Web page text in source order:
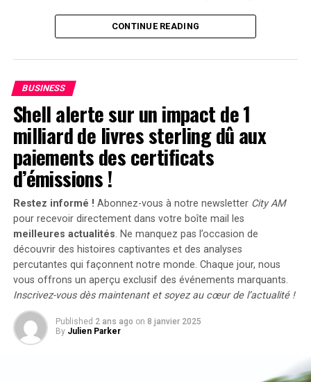
propriétaires et affiliés.
ETHEREUM
INVESTISSEMENT
UP NEXT
La banque crypto-compatible Revolut prévoit de vendre
pour 500 millions de dollars d’actions de ses employés,
valorisée à 45 milliards de dollars : WSJ
DON'T MISS
Beyond Meat lance un nouveau produit qui ne cherche
pas à imiter le bœuf, le porc ou la volaille !
Cette prolongation intervient à un moment clé, alors
que le marché des voitures électriques continue
En2023, les particuliers représentent désormais 84%
des acquisitions de véhicules électriques, contre
seulement 68% en 2018.
Concrètement,cette mesure permet aux sociétés
d’installer gratuitement des bornes de recharge pour
leurs employés sans impact fiscal. Les frais liés à
l’électricité pour ces recharges ne seront pas pris en
compte dans le calcul des avantages en nature. De plus,
un abattement de 50% sur ces avantages est maintenu
avec un plafond révisé à environ 2000 euros pour
l’année prochaine.
Accélération Vers une Mobilité Électrique
Cette initiative fait partie d’une stratégie globale visant
à promouvoir l’électrification du parc automobile
rencontrent encore des difficultés pour atteindre leurs
CONTINUE READING
BUSINESS
Shell alerte sur un impact de 1
milliard de livres sterling dû aux
paiements des certificats
d’émissions !
Restez informé ! Abonnez-vous à notre newsletter City AM
pour recevoir directement dans votre boîte mail les
meilleures actualités. Ne manquez pas l’occasion de
découvrir des histoires captivantes et des analyses
percutantes qui façonnent notre monde. Chaque jour, nous
vous offrons un aperçu exclusif des événements marquants.
Inscrivez-vous dès maintenant et soyez au cœur de l’actualité !
Published 2 ans ago on 8 janvier 2025
By Julien Parker